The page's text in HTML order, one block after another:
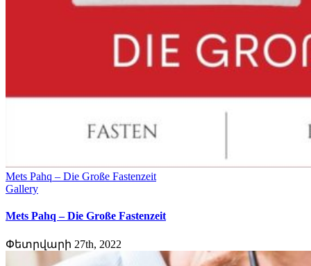
Mets Pahq – Die Große Fastenzeit
Gallery
Mets Pahq – Die Große Fastenzeit
Փետրվարի 27th, 2022